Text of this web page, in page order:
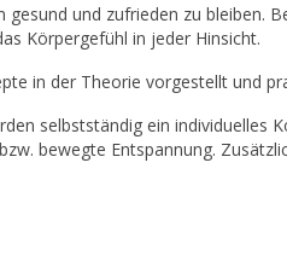
und zufrieden zu bleiben.
Körpergefühl in jeder Hinsicht.
in der Theorie vorgestellt und
selbstständig ein individuelles
bewegte Entspannung.